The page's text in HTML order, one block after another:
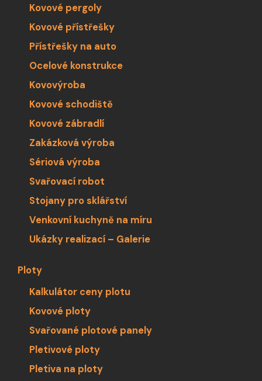
Kovové pergoly
Kovové přístřešky
Přístřešky na auto
Ocelové konstrukce
Kovovýroba
Kovové schodiště
Kovové zábradlí
Zakázková výroba
Sériová výroba
Svařovací robot
Stojany pro sklářství
Venkovní kuchyně na míru
Ukázky realizací – Galerie
Ploty
Kalkulátor ceny plotu
Kovové ploty
Svařované plotové panely
Pletivové ploty
Pletiva na ploty